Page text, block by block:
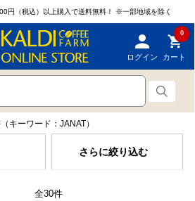
円（税込）以上購入で送料無料！ ※一部地域を除く
ログイン
0
カート
キーワード：JANAT）
さらに絞り込む
全30件